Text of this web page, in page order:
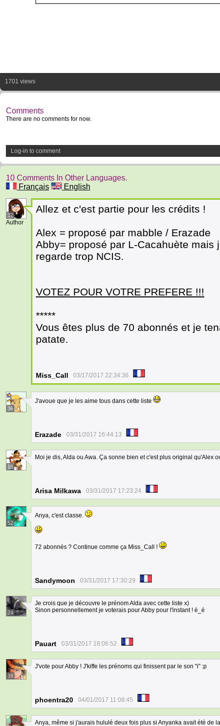
1701 views
Comments
There are no comments for now.
Log-in to comment
10 Comments In Other Languages.
Français
English
32
Author
Allez et c'est partie pour les crédits !
Alex = proposé par mabble / Erazade
Abby= proposé par L-Cacahuète mais
regarde trop NCIS.
VOTEZ POUR VOTRE PREFERE !!!
*****
Vous êtes plus de 70 abonnés et je
patate.
Miss_Call 03/17/2017 22:34:36
36
J'avoue que je les aime tous dans cette liste
Erazade 03/31/2017 16:44:13
18
Moi je dis, Alda ou Awa. Ça sonne bien et c'est plus original qu'Alex
Arisa Milkawa 03/31/2017 17:23:24
52
Anya, c'est classe.
72 abonnés ? Continue comme ça Miss_Call !
Sandymoon 03/31/2017 17:30:29
24
Je crois que je découvre le prénom Alda avec cette liste x)
Sinon personnellement je voterais pour Abby pour l'instant ! è_é
Pauart 03/31/2017 18:06:52
39
J'vote pour Abby ! J'kiffe les prénoms qui finissent par le son "i" :p
phoentra20 04/01/2017 11:08:45
Anya, même si j'aurais hululé deux fois plus si Anyanka avait été de